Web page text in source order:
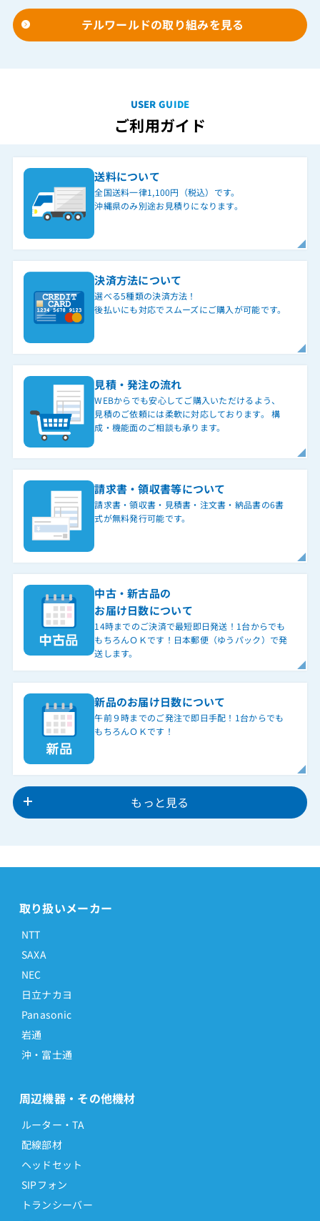
テルワールドの取り組みを見る
USER GUIDE
ご利用ガイド
送料について
全国送料一律1,100円（税込）です。
沖縄県のみ別途お見積りになります。
決済方法について
選べる5種類の決済方法！
後払いにも対応でスムーズにご購入が可能です。
見積・発注の流れ
WEBからでも安心してご購入いただけるよう、
見積のご依頼には柔軟に対応しております。 構
成・機能面のご相談も承ります。
請求書・領収書等について
請求書・領収書・見積書・注文書・納品書の6書
式が無料発行可能です。
中古・新古品の
お届け日数について
14時までのご決済で最短即日発送！1台からでも
もちろんＯＫです！日本郵便（ゆうパック）で発
送します。
新品のお届け日数について
午前９時までのご発注で即日手配！1台からでも
もちろんＯＫです！
もっと見る
取り扱いメーカー
NTT
SAXA
NEC
日立ナカヨ
Panasonic
岩通
沖・富士通
周辺機器・その他機材
ルーター・TA
配線部材
ヘッドセット
SIPフォン
トランシーバー